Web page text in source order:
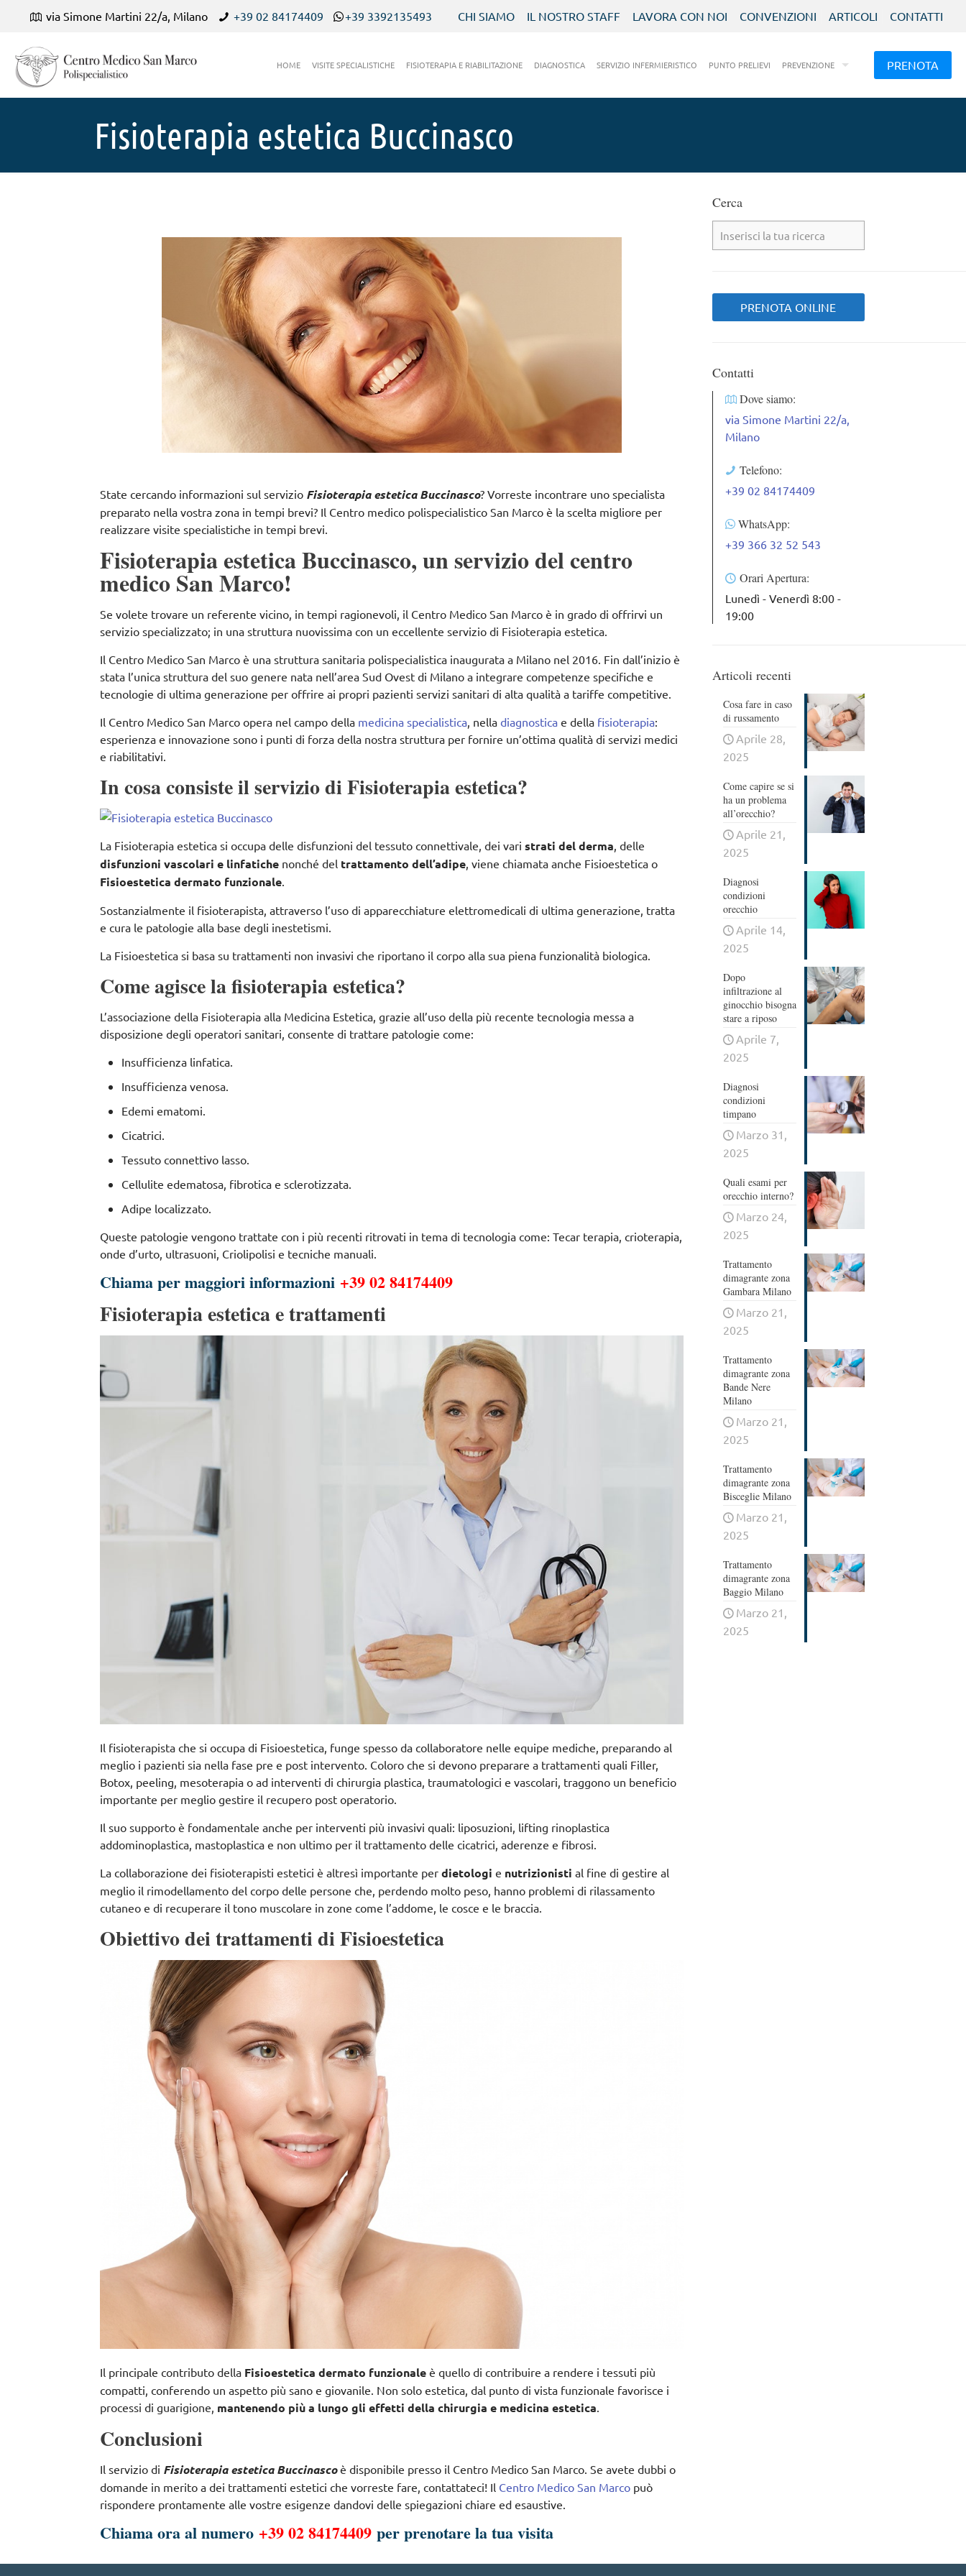
via Simone Martini 22/a, Milano +39 02 84174409 +39 3392135493 CHI SIAMO IL NOSTRO STAFF LAVORA CON NOI CONVENZIONI ARTICOLI CONTATTI
HOME VISITE SPECIALISTICHE FISIOTERAPIA E RIABILITAZIONE DIAGNOSTICA SERVIZIO INFERMIERISTICO PUNTO PRELIEVI PREVENZIONE PRENOTA
Fisioterapia estetica Buccinasco
State cercando informazioni sul servizio Fisioterapia estetica Buccinasco? Vorreste incontrare uno specialista
preparato nella vostra zona in tempi brevi? Il Centro medico polispecialistico San Marco è la scelta migliore per
realizzare visite specialistiche in tempi brevi.
Fisioterapia estetica Buccinasco, un servizio del centro
medico San Marco!
Se volete trovare un referente vicino, in tempi ragionevoli, il Centro Medico San Marco è in grado di offrirvi un
servizio specializzato; in una struttura nuovissima con un eccellente servizio di Fisioterapia estetica.
Il Centro Medico San Marco è una struttura sanitaria polispecialistica inaugurata a Milano nel 2016. Fin dall’inizio è
stata l’unica struttura del suo genere nata nell’area Sud Ovest di Milano a integrare competenze specifiche e
tecnologie di ultima generazione per offrire ai propri pazienti servizi sanitari di alta qualità a tariffe competitive.
Il Centro Medico San Marco opera nel campo della medicina specialistica , nelladiagnostica e della fisioterapia:
esperienza e innovazione sono i punti di forza della nostra struttura per fornire un’ottima qualità di servizi medici
e riabilitativi.
In cosa consiste il servizio di Fisioterapia estetica?
La Fisioterapia estetica si occupa delle disfunzioni del tessuto connettivale, dei varistrati del derma , delle
disfunzioni vascolari e linfatiche nonché del trattamento dell’adipe , viene chiamata anche Fisioestetica o
Fisioestetica dermato funzionale
Sostanzialmente il fisioterapista, attraverso l’uso di apparecchiature elettromedicali di ultima generazione, tratta
e cura le patologie alla base degli inestetismi.
La Fisioestetica si basa su trattamenti non invasivi che riportano il corpo alla sua piena funzionalità biologica.
Come agisce la fisioterapia estetica?
L’associazione della Fisioterapia alla Medicina Estetica, grazie all’uso della più recente tecnologia messa a
disposizione degli operatori sanitari, consente di trattare patologie come:
Insufficienza linfatica.
Insufficienza venosa.
Edemi ematomi.
Cicatrici.
Tessuto connettivo lasso.
Cellulite edematosa, fibrotica e sclerotizzata.
Adipe localizzato.
Queste patologie vengono trattate con i più recenti ritrovati in tema di tecnologia come: Tecar terapia, crioterapia,
onde d’urto, ultrasuoni, Criolipolisi e tecniche manuali.
Chiama per maggiori informazioni +39 02 84174409
Fisioterapia estetica e trattamenti
Il fisioterapista che si occupa di Fisioestetica, funge spesso da collaboratore nelle equipe mediche, preparando al
meglio i pazienti sia nella fase pre e post intervento. Coloro che si devono preparare a trattamenti quali Filler,
Botox, peeling, mesoterapia o ad interventi di chirurgia plastica, traumatologici e vascolari, traggono un beneficio
importante per meglio gestire il recupero post operatorio.
Il suo supporto è fondamentale anche per interventi più invasivi quali: liposuzioni, lifting rinoplastica
addominoplastica, mastoplastica e non ultimo per il trattamento delle cicatrici, aderenze e fibrosi.
La collaborazione dei fisioterapisti estetici è altresì importante perdietologie nutrizionistial fine di gestire al
meglio il rimodellamento del corpo delle persone che, perdendo molto peso, hanno problemi di rilassamento
cutaneo e di recuperare il tono muscolare in zone come l’addome, le cosce e le braccia.
Obiettivo dei trattamenti di Fisioestetica
Il principale contributo della Fisioestetica dermato funzionale è quello di contribuire a rendere i tessuti più
compatti, conferendo un aspetto più sano e giovanile. Non solo estetica, dal punto di vista funzionale favorisce i
processi di guarigione, mantenendo più a lungo gli effetti della chirurgia e medicina estetica.
Conclusioni
Il servizio di Fisioterapia estetica Buccinascoè disponibile presso il Centro Medico San Marco. Se avete dubbi o
domande in merito a dei trattamenti estetici che vorreste fare, contattateci! Il Centro Medico San Marco può
rispondere prontamente alle vostre esigenze dandovi delle spiegazioni chiare ed esaustive.
Chiama ora al numero +39 02 84174409 per prenotare la tua visita
Cerca
PRENOTA ONLINE
Contatti
Dove siamo:
via Simone Martini 22/a,
Milano
Telefono:
+39 02 84174409
WhatsApp:
+39 366 32 52 543
Orari Apertura:
Lunedì - Venerdì 8:00 -
19:00
Articoli recenti
Cosa fare in caso
di russamento
Aprile 28,
2025
Come capire se si
ha un problema
all’orecchio?
Aprile 21,
2025
Diagnosi
condizioni
orecchio
Aprile 14,
2025
Dopo
infiltrazione al
ginocchio bisogna
stare a riposo
Aprile 7,
2025
Diagnosi
condizioni
timpano
Marzo 31,
2025
Quali esami per
orecchio interno?
Marzo 24,
2025
Trattamento
dimagrante zona
Gambara Milano
Marzo 21,
2025
Trattamento
dimagrante zona
Bande Nere
Milano
Marzo 21,
2025
Trattamento
dimagrante zona
Bisceglie Milano
Marzo 21,
2025
Trattamento
dimagrante zona
Baggio Milano
Marzo 21,
2025